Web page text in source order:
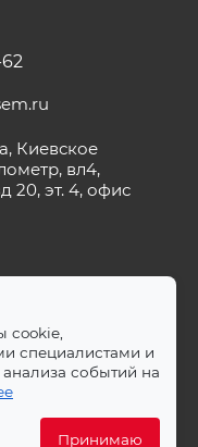
Киевское
вл4,
20, эт. 4, офис
cookie,
специалистами и
событий на
Принимаю